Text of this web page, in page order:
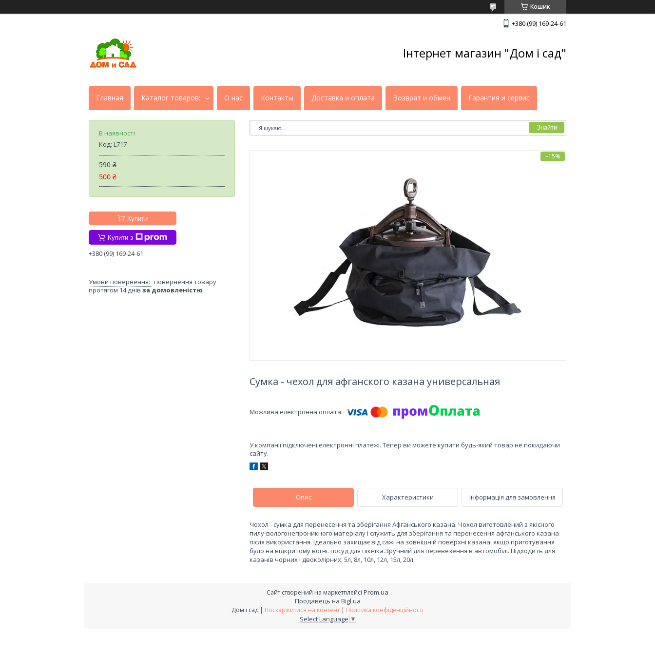
Кошик
+380 (99) 169-24-61
Інтернет магазин "Дом і сад"
Главная Каталог товаров: О нас Контакты Доставка и оплата Возврат и обмен Гарантия и сервис
Знайти
–15%
Сумка - чехол для афганского казана универсальная
У компанії підключені електронні платежі. Тепер ви можете купити будь-який товар не покидаючи
сайту.
Опис Характеристики Інформація для замовлення
Чохол - сумка для перенесення та зберігання Афганського казана. Чохол виготовлений з якісного
пилу-вологонепроникного матеріалу і служить для зберігання та перенесення афганського казана
після використання. Ідеально захищає від сажі на зовнішній поверхні казана, якщо приготування
було на відкритому вогні. посуд для пікніка.Зручний для перевезення в автомобілі. Підходить для
казанів чорних і двоколірних: 5л, 8л, 10л, 12л, 15л, 20л
В наявності
Код: L717
590 ₴
500 ₴
Купити
Купити з
+380 (99) 169-24-61
повернення товару
протягом 14 днів за домовленістю
Сайт створений на маркетплейсі Prom.ua
Продавець на Bigl.ua
Дом і сад | Поскаржитися на контент | Політика конфіденційності
Select Language ▼